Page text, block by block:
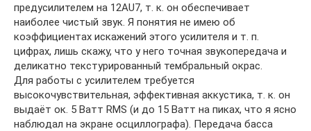
предусилителем на 12AU7, т. к. он обеспечивает
наиболее чистый звук. Я понятия не имею об
коэффициентах искажений этого усилителя и т. п.
цифрах, лишь скажу, что у него точная звукопередача и
деликатно текстурированный тембральный окрас.
Для работы с усилителем требуется
высокочувствительная, эффективная аккустика, т. к. он
выдаёт ок. 5 Ватт RMS (и до 15 Ватт на пиках, что я ясно
наблюдал на экране осциллографа). Передача басса